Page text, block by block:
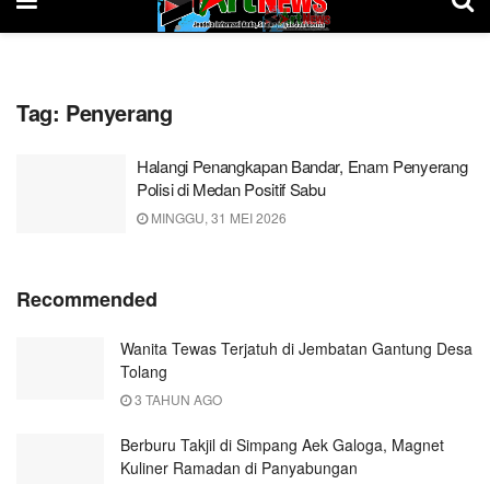
Tag: Penyerang
Halangi Penangkapan Bandar, Enam Penyerang
Polisi di Medan Positif Sabu
MINGGU, 31 MEI 2026
Recommended
Wanita Tewas Terjatuh di Jembatan Gantung Desa
Tolang
3 TAHUN AGO
Berburu Takjil di Simpang Aek Galoga, Magnet
Kuliner Ramadan di Panyabungan